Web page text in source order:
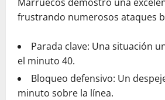
frustrando numerosos ataques
Parada clave: Una situación
el minuto 40.
Bloqueo defensivo: Un
minuto sobre la línea.